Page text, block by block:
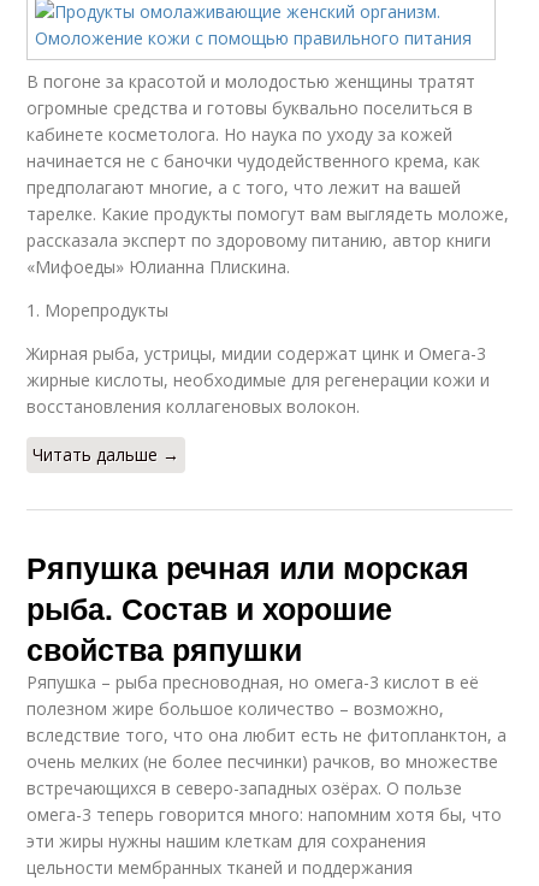
В погоне за красотой и молодостью женщины тратят
огромные средства и готовы буквально поселиться в
кабинете косметолога. Но наука по уходу за кожей
начинается не с баночки чудодейственного крема, как
предполагают многие, а с того, что лежит на вашей
тарелке. Какие продукты помогут вам выглядеть моложе,
рассказала эксперт по здоровому питанию, автор книги
«Мифоеды» Юлианна Плискина.
1. Морепродукты
Жирная рыба, устрицы, мидии содержат цинк и Омега-3
жирные кислоты, необходимые для регенерации кожи и
восстановления коллагеновых волокон.
Читать дальше →
Ряпушка речная или морская
рыба. Состав и хорошие
свойства ряпушки
Ряпушка – рыба пресноводная, но омега-3 кислот в её
полезном жире большое количество – возможно,
вследствие того, что она любит есть не фитопланктон, а
очень мелких (не более песчинки) рачков, во множестве
встречающихся в северо-западных озёрах. О пользе
омега-3 теперь говорится много: напомним хотя бы, что
эти жиры нужны нашим клеткам для сохранения
цельности мембранных тканей и поддержания